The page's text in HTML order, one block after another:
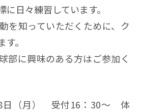
日々練習しています。
を知っていただくために、ク
。
部に興味のある方はご参加く
日（月） 受付16：30～ 体